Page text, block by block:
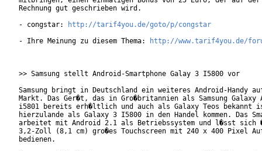
Rechnung gut geschrieben wird.
- congstar:
http://tarif4you.de/goto/p/congstar
- Ihre Meinung zu diesem Thema:
http://www.tarif4you.de/
>> Samsung stellt Android-Smartphone Galay 3 I5800 vor
Samsung bringt in Deutschland ein weiteres Android-Handy
Markt. Das Ger�t, das in Gro�britannien als Samsung Galaxy
i5801 bereits erh�ltlich und auch als Galaxy Teos
hierzulande als Galaxy 3 I5800 in den Handel kommen. Das
arbeitet mit Android 2.1 als Betriebssystem und l�sst sich
3,2-Zoll (8,1 cm) gro�es Touchscreen mit 240 x 400 Pixel
bedienen.